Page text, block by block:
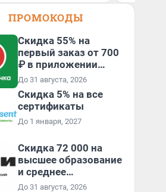
ПРОМОКОДЫ
Скидка 55% на
первый заказ от 700
₽ в приложении
Пятёрочка Доставка
До 31 августа, 2026
Скидка 5% на все
сертификаты
До 1 января, 2027
Скидка 72 000 на
высшее образование
и среднее
специальное
До 31 августа, 2026